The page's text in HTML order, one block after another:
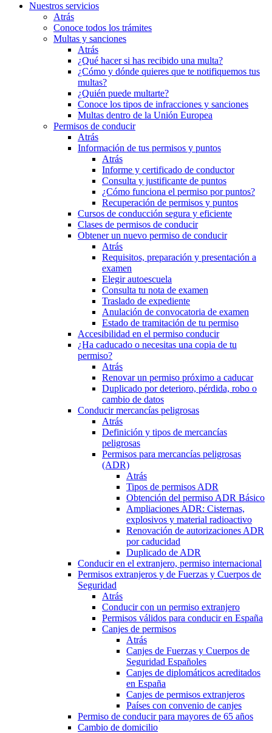
Nuestros servicios
Atrás
Conoce todos los trámites
Multas y sanciones
Atrás
¿Qué hacer si has recibido una multa?
¿Cómo y dónde quieres que te notifiquemos tus
multas?
¿Quién puede multarte?
Conoce los tipos de infracciones y sanciones
Multas dentro de la Unión Europea
Permisos de conducir
Atrás
Información de tus permisos y puntos
Atrás
Informe y certificado de conductor
Consulta y justificante de puntos
¿Cómo funciona el permiso por puntos?
Recuperación de permisos y puntos
Cursos de conducción segura y eficiente
Clases de permisos de conducir
Obtener un nuevo permiso de conducir
Atrás
Requisitos, preparación y presentación a
examen
Elegir autoescuela
Consulta tu nota de examen
Traslado de expediente
Anulación de convocatoria de examen
Estado de tramitación de tu permiso
Accesibilidad en el permiso conducir
¿Ha caducado o necesitas una copia de tu
permiso?
Atrás
Renovar un permiso próximo a caducar
Duplicado por deterioro, pérdida, robo o
cambio de datos
Conducir mercancías peligrosas
Atrás
Definición y tipos de mercancías
peligrosas
Permisos para mercancías peligrosas
(ADR)
Atrás
Tipos de permisos ADR
Obtención del permiso ADR Básico
Ampliaciones ADR: Cisternas,
explosivos y material radioactivo
Renovación de autorizaciones ADR
por caducidad
Duplicado de ADR
Conducir en el extranjero, permiso internacional
Permisos extranjeros y de Fuerzas y Cuerpos de
Seguridad
Atrás
Conducir con un permiso extranjero
Permisos válidos para conducir en España
Canjes de permisos
Atrás
Canjes de Fuerzas y Cuerpos de
Seguridad Españoles
Canjes de diplomáticos acreditados
en España
Canjes de permisos extranjeros
Países con convenio de canjes
Permiso de conducir para mayores de 65 años
Cambio de domicilio